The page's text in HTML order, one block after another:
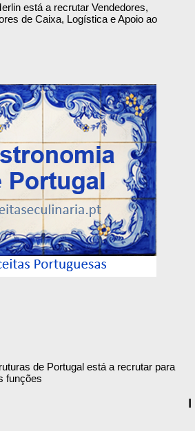
está a recrutar Vendedores,
de Caixa, Logística e Apoio ao
de Portugal está a recrutar para
funções
I